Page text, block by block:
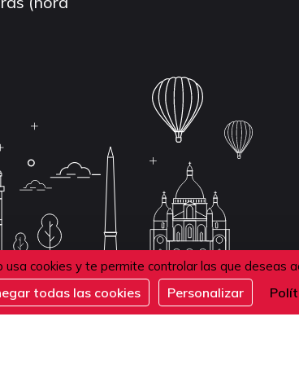
usa cookies y te permite controlar las que deseas
todas las cookies Personalizar